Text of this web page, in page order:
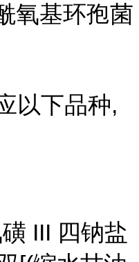
氧基环孢菌
以下品种,
III 四钠盐